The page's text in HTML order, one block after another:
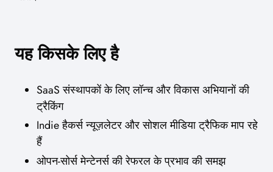
यह किसके लिए है
SaaS संस्थापकों के लिए लॉन्च और विकास अभियानों की
ट्रैकिंग
Indie हैकर्स न्यूज़लेटर और सोशल मीडिया ट्रैफिक माप रहे
हैं
ओपन-सोर्स मेन्टेनर्स की रेफरल के प्रभाव की समझ